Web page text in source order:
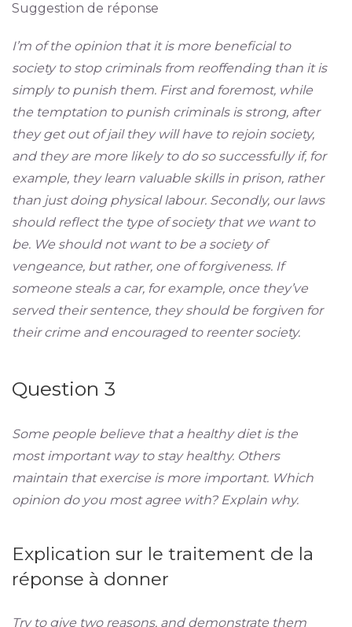
Suggestion de réponse
I’m of the opinion that it is more beneficial to
society to stop criminals from reoffending than it is
simply to punish them. First and foremost, while
the temptation to punish criminals is strong, after
they get out of jail they will have to rejoin society,
and they are more likely to do so successfully if, for
example, they learn valuable skills in prison, rather
than just doing physical labour. Secondly, our laws
should reflect the type of society that we want to
be. We should not want to be a society of
vengeance, but rather, one of forgiveness. If
someone steals a car, for example, once they’ve
served their sentence, they should be forgiven for
their crime and encouraged to reenter society.
Question 3
Some people believe that a healthy diet is the
most important way to stay healthy. Others
maintain that exercise is more important. Which
opinion do you most agree with? Explain why.
Explication sur le traitement de la
réponse à donner
Try to give two reasons, and demonstrate them